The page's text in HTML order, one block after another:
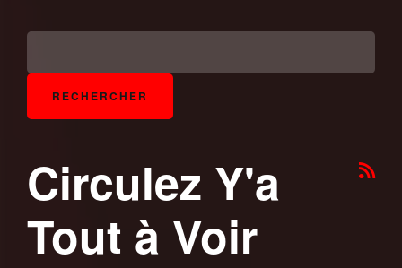
Circulez Y'a
Tout à Voir